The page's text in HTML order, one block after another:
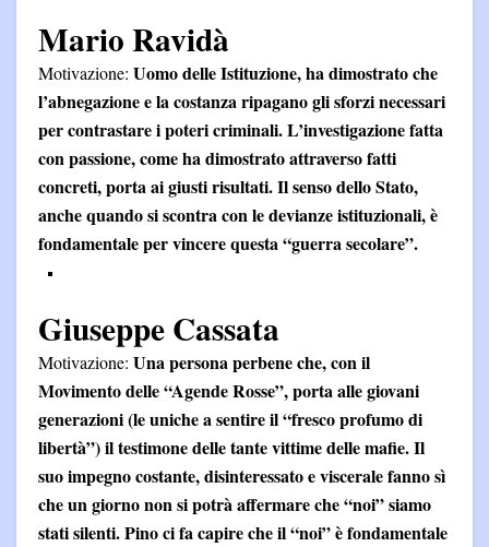
Mario Ravidà
Motivazione: Uomo delle Istituzione, ha dimostrato che
l’abnegazione e la costanza ripagano gli sforzi necessari
per contrastare i poteri criminali. L’investigazione fatta
con passione, come ha dimostrato attraverso fatti
concreti, porta ai giusti risultati. Il senso dello Stato,
anche quando si scontra con le devianze istituzionali, è
fondamentale per vincere questa “guerra secolare”.
Giuseppe Cassata
Motivazione: Una persona perbene che, con il
Movimento delle “Agende Rosse”, porta alle giovani
generazioni (le uniche a sentire il “fresco profumo di
libertà”) il testimone delle tante vittime delle mafie. Il
suo impegno costante, disinteressato e viscerale fanno sì
che un giorno non si potrà affermare che “noi” siamo
stati silenti. Pino ci fa capire che il “noi” è fondamentale